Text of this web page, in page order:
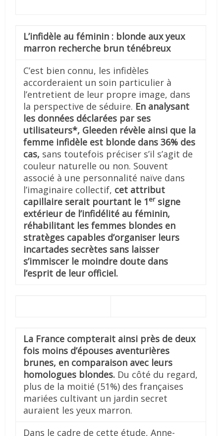
L’infidèle au féminin : blonde aux yeux
marron recherche brun ténébreux
C’est bien connu, les infidèles
accorderaient un soin particulier à
l’entretient de leur propre image, dans
la perspective de séduire. En analysant
les données déclarées par ses
utilisateurs*, Gleeden révèle ainsi que la
femme infidèle est blonde dans 36% des
cas, sans toutefois préciser s’il s’agit de
couleur naturelle ou non. Souvent
associé à une personnalité naïve dans
l’imaginaire collectif, cet attribut
capillaire serait pourtant le 1ersigne
extérieur de l’infidélité au féminin,
réhabilitant les femmes blondes en
stratèges capables d’organiser leurs
incartades secrètes sans laisser
s’immiscer le moindre doute dans
l’esprit de leur officiel.
La France compterait ainsi près de deux
fois moins d’épouses aventurières
brunes, en comparaison avec leurs
homologues blondes. Du côté du regard,
plus de la moitié (51%) des françaises
mariées cultivant un jardin secret
auraient les yeux marron.
Dans le cadre de cette étude, Anne-